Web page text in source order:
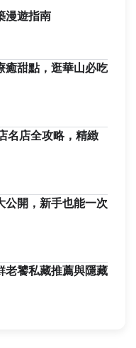
漫遊指南
癒甜點，逛華山必吃
名店全攻略，精緻
公開，新手也能一次
老饕私藏推薦與隱藏